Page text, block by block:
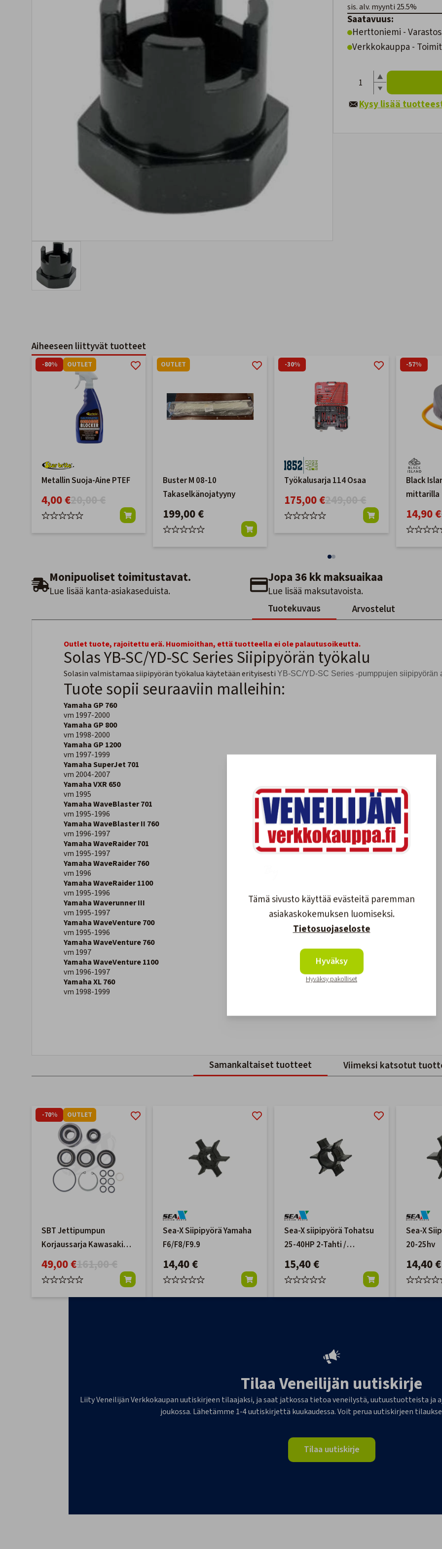
sis. alv. myynti 25.5%
Saatavuus:
Herttoniemi -
Verkkokauppa -
Kysy lisää
Aiheeseen liittyvät tuotteet
-80% OUTLET
Metallin Suoja-Aine PTEF
4,00 €
OUTLET
Buster M 08-10
Takaselkänojatyyny
199,00 €
-30%
Työkalusarja 114 Osaa
175,00 €
-57%
Black
mittarilla
14,90 €
Monipuoliset toimitustavat.
Lue lisää kanta-asiakaseduista.
Jopa 36 kk maksuaikaa
Lue lisää maksutavoista.
Tuotekuvaus
Arvostelut
Outlet tuote, rajoitettu erä. Huomioithan, että tuotteella ei ole palautusoikeutta.
Solas YB-SC/YD-SC Series Siipipyörän työkalu
Solasin valmistamaa siipipyörän työkalua käytetään erityisesti YB-SC/YD-SC Series -pumppujen siipipyörän
Tuote sopii seuraaviin malleihin:
Yamaha GP 760
vm 1997-2000
Yamaha GP 800
vm 1998-2000
Yamaha GP 1200
vm 1997-1999
Yamaha SuperJet 701
vm 2004-2007
Yamaha VXR 650
vm 1995
Yamaha WaveBlaster 701
vm 1995-1996
Yamaha WaveBlaster II 760
vm 1996-1997
Yamaha WaveRaider 701
vm 1995-1997
Yamaha WaveRaider 760
vm 1996
Yamaha WaveRaider 1100
vm 1995-1996
Yamaha Waverunner III
vm 1995-1997
Yamaha WaveVenture 700
vm 1995-1996
Yamaha WaveVenture 760
vm 1997
Yamaha WaveVenture 1100
vm 1996-1997
Yamaha XL 760
vm 1998-1999
Samankaltaiset tuotteet Viimeksi katsotut
-70% OUTLET
SBT Jettipumpun
Korjaussarja Kawasaki
Ultra
49,00 €
Sea-X Siipipyörä Yamaha
F6/F8/F9.9
14,40 €
Sea-X siipipyörä Tohatsu
25-40HP 2-Tahti /
25/30HP 4-Tahti
15,40 €
Sea-X
20-25hv
14,40 €
Tilaa Veneilijän uutiskirje
Liity Veneilijän Verkkokaupan uutiskirjeen tilaajaksi, ja saat jatkossa tietoa veneilystä, uutuustuotteista
joukossa. Lähetämme 1-4 uutiskirjettä kuukaudessa. Voit perua uutiskirjeen
Tilaa uutiskirje
Tämä sivusto käyttää evästeitä paremman
asiakaskokemuksen luomiseksi.
Tietosuojaseloste
Hyväksy
Hyväksy pakolliset